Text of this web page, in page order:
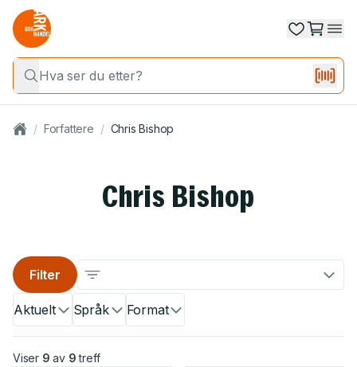
/ Forfattere / Chris Bishop
Chris Bishop
Aktuelt Språk Format
Filter
Viser 9 av 9 treff